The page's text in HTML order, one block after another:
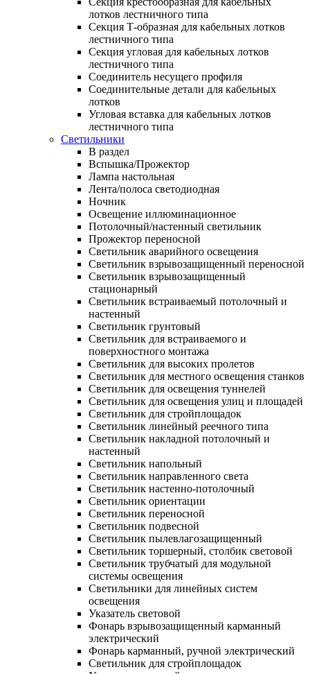
лотков лестничного типа
Секция Т-образная для кабельных лотков
лестничного типа
Секция угловая для кабельных лотков
лестничного типа
Соединитель несущего профиля
Соединительные детали для кабельных
лотков
Угловая вставка для кабельных лотков
лестничного типа
Светильники
В раздел
Вспышка/Прожектор
Лампа настольная
Лента/полоса светодиодная
Ночник
Освещение иллюминационное
Потолочный/настенный светильник
Прожектор переносной
Светильник аварийного освещения
Светильник взрывозащищенный переносной
Светильник взрывозащищенный
стационарный
Светильник встраиваемый потолочный и
настенный
Светильник грунтовый
Светильник для встраиваемого и
поверхностного монтажа
Светильник для высоких пролетов
Светильник для местного освещения станков
Светильник для освещения туннелей
Светильник для освещения улиц и площадей
Светильник для стройплощадок
Светильник линейный реечного типа
Светильник накладной потолочный и
настенный
Светильник напольный
Светильник направленного света
Светильник настенно-потолочный
Светильник ориентации
Светильник переносной
Светильник подвесной
Светильник пылевлагозащищенный
Светильник торшерный, столбик световой
Светильник трубчатый для модульной
системы освещения
Светильники для линейных систем
освещения
Указатель световой
Фонарь взрывозащищенный карманный
электрический
Фонарь карманный, ручной электрический
Светильник для стройплощадок